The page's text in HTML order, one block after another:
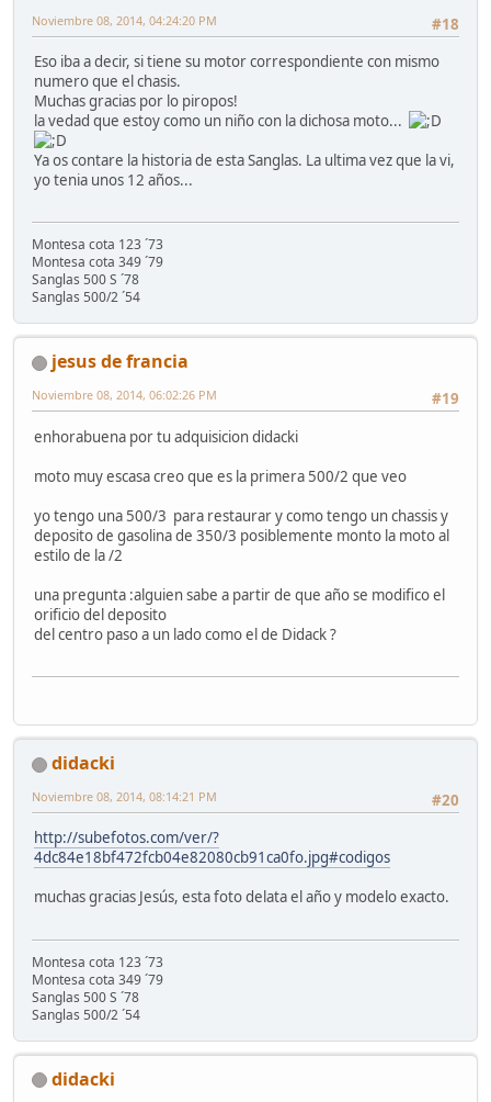
#18
Noviembre 08, 2014, 04:24:20 PM
Eso iba a decir, si tiene su motor correspondiente con mismo
numero que el chasis.
Muchas gracias por lo piropos!
la vedad que estoy como un niño con la dichosa moto...
Ya os contare la historia de esta Sanglas. La ultima vez que la vi,
yo tenia unos 12 años...
Montesa cota 123 ´73
Montesa cota 349 ´79
Sanglas 500 S ´78
Sanglas 500/2 ´54
jesus de francia
#19
Noviembre 08, 2014, 06:02:26 PM
enhorabuena por tu adquisicion didacki
moto muy escasa creo que es la primera 500/2 que veo
yo tengo una 500/3 para restaurar y como tengo un chassis y
deposito de gasolina de 350/3 posiblemente monto la moto al
estilo de la /2
una pregunta :alguien sabe a partir de que año se modifico el
orificio del deposito
del centro paso a un lado como el de Didack ?
didacki
#20
Noviembre 08, 2014, 08:14:21 PM
http://subefotos.com/ver/?
4dc84e18bf472fcb04e82080cb91ca0fo.jpg#codigos
muchas gracias Jesús, esta foto delata el año y modelo exacto.
Montesa cota 123 ´73
Montesa cota 349 ´79
Sanglas 500 S ´78
Sanglas 500/2 ´54
didacki